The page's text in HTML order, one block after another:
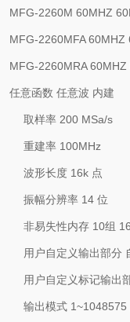
MFG-2260M 60MHZ
MFG-2260MFA 60MHZ
MFG-2260MRA 60MHZ
任意函数 任意波 内建
取样率 200 MSa/s
重建率 100MHz
波形长度 16k 点
振幅分辨率 14 位
非易失性内存 10组
用户自定义输出部分
用户自定义标记输出
输出模式 1~1048575